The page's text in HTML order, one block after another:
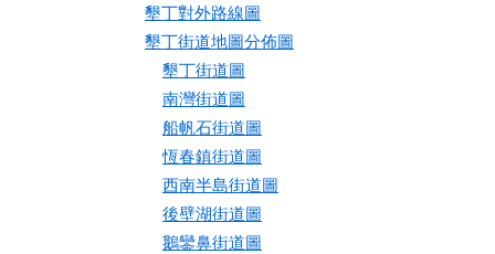
墾丁對外路線圖
墾丁街道地圖分佈圖
墾丁街道圖
南灣街道圖
船帆石街道圖
恆春鎮街道圖
西南半島街道圖
後壁湖街道圖
鵝鑾鼻街道圖